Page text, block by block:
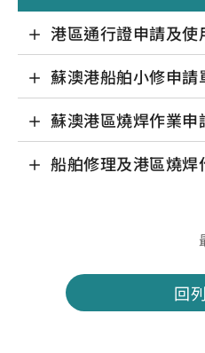
港區通行證申請及使
蘇澳港船舶小修申請
蘇澳港區燒焊作業申
船舶修理及港區燒焊
回